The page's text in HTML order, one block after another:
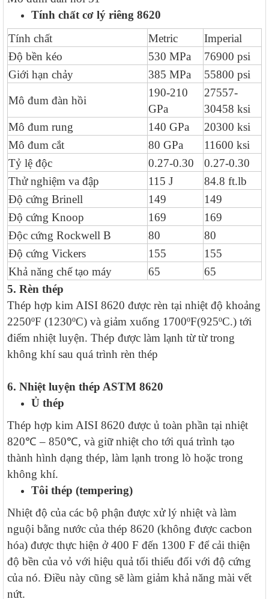
Tính chất cơ lý riêng 8620
Tính chất
Metric
Imperial
Độ bền kéo
530 MPa
76900 psi
Giới hạn chảy
385 MPa 55800 psi
Mô đum đàn hồi
190-210
GPa
27557-
30458 ksi
Mô đum rung
140 GPa
20300 ksi
Mô đum cắt
80 GPa
11600 ksi
Tỷ lệ độc
0.27-0.30
0.27-0.30
Thử nghiệm va đập
115 J
84.8 ft.lb
Độ cứng Brinell
149
149
Độ cứng Knoop
169
169
Độc cứng Rockwell B
80
80
Độ cứng Vickers
155
155
Khả năng chế tạo máy
65
65
5. Rèn thép
Thép hợp kim AISI 8620 được rèn tại nhiệt độ khoảng
2250ºF (1230ºC) và giảm xuống 1700ºF(925ºC.) tới
điểm nhiệt luyện. Thép được làm lạnh từ từ trong
không khí sau quá trình rèn thép
6. Nhiệt luyện thép ASTM 8620
Ủ thép
Thép hợp kim AISI 8620 được ủ toàn phần tại nhiệt
820℃ – 850℃, và giữ nhiệt cho tới quá trình tạo
thành hình dạng thép, làm lạnh trong lò hoặc trong
không khí.
Tôi thép (tempering)
Nhiệt độ của các bộ phận được xử lý nhiệt và làm
nguội bằng nước của thép 8620 (không được cacbon
hóa) được thực hiện ở 400 F đến 1300 F để cải thiện
độ bền của vỏ với hiệu quả tối thiểu đối với độ cứng
của nó. Điều này cũng sẽ làm giảm khả năng mài vết
nứt.